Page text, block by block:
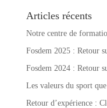
Articles récents
Notre centre de
Fosdem 2025 : Retour
Fosdem 2024 : Retour
Les valeurs du sport
Retour d’expérience :